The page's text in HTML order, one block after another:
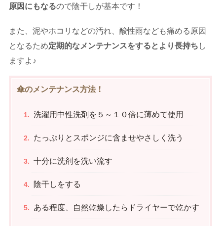
原因にもなるので陰干しが基本です！
また、泥やホコリなどの汚れ、酸性雨なども痛める原因
となるため定期的なメンテナンスをするとより長持ち し
ますよ♪
傘のメンテナンス方法！
洗濯用中性洗剤を５～１０倍に薄めて使用
たっぷりとスポンジに含ませやさしく洗う
十分に洗剤を洗い流す
陰干しをする
ある程度、自然乾燥したらドライヤーで乾かす